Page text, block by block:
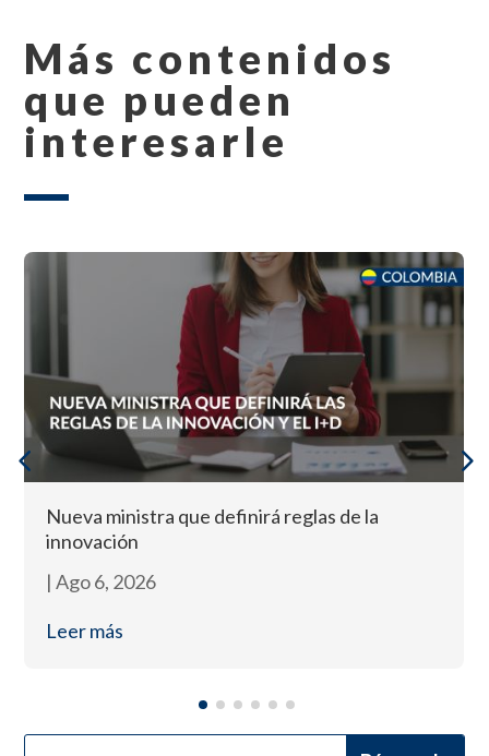
Más contenidos
que pueden
interesarle
Nueva ministra que definirá reglas de la
innovación
| Ago 6, 2026
Leer más